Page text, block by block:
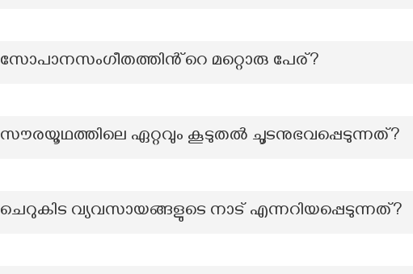
സോപാനസംഗീതത്തിൻ്റെ മറ്റൊരു പേര്?
സൗരയൂഥത്തിലെ ഏറ്റവും കൂടുതൽ ചൂടനുഭവപ്പെടുന്നത്?
ചെറുകിട വ്യവസായങ്ങളുടെ നാട് എന്നറിയപ്പെടുന്നത്?